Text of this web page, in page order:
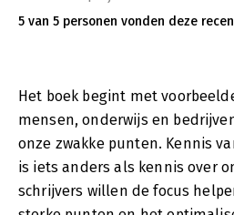
5 van 5 personen vonden deze
Het boek begint met
mensen, onderwijs en
onze zwakke punten. Kennis
is iets anders als kennis over
schrijvers willen de focus